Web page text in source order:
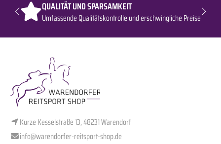
QUALITÄT UND SPARSAMKEIT
Umfassende Qualitätskontrolle und erschwingliche Preise
Kurze Kesselstraße 13, 48231 Warendorf
info@warendorfer-reitsport-shop.de